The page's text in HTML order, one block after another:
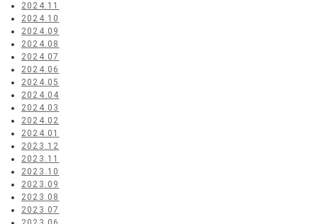
2024.11
2024.10
2024.09
2024.08
2024.07
2024.06
2024.05
2024.04
2024.03
2024.02
2024.01
2023.12
2023.11
2023.10
2023.09
2023.08
2023.07